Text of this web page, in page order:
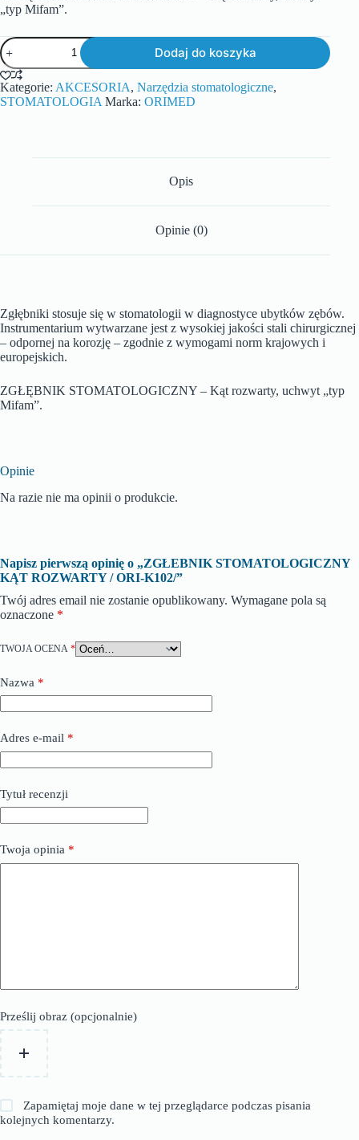
„typ Mifam”.
Dodaj do koszyka
Kategorie: AKCESORIA, Narzędzia stomatologiczne,
STOMATOLOGIA Marka: ORIMED
Opis
Opinie (0)
Zgłębniki stosuje się w stomatologii w diagnostyce ubytków zębów.
Instrumentarium wytwarzane jest z wysokiej jakości stali chirurgicznej
– odpornej na korozję – zgodnie z wymogami norm krajowych i
europejskich.
ZGŁĘBNIK STOMATOLOGICZNY – Kąt rozwarty, uchwyt „typ
Mifam”.
Opinie
Na razie nie ma opinii o produkcie.
Napisz pierwszą opinię o „ZGŁEBNIK STOMATOLOGICZNY
KĄT ROZWARTY / ORI-K102/”
Twój adres email nie zostanie opublikowany. Wymagane pola są
oznaczone *
TWOJA OCENA *
Nazwa *
Adres e-mail *
Tytuł recenzji
Twoja opinia *
Prześlij obraz (opcjonalnie)
Zapamiętaj moje dane w tej przeglądarce podczas pisania
kolejnych komentarzy.